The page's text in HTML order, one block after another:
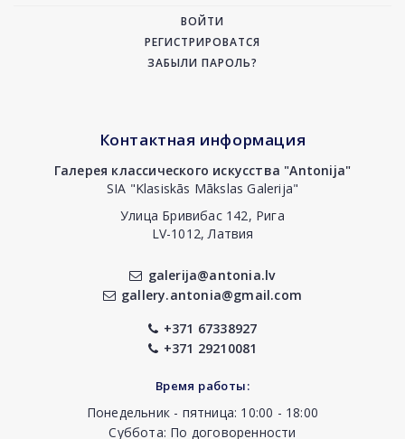
ВОЙТИ
РЕГИСТРИРОВАТСЯ
ЗАБЫЛИ ПАРОЛЬ?
Контактная информация
Галерея классического искусства "Antonija"
SIA "Klasiskās Mākslas Galerija"
Улица Бривибас 142, Рига
LV-1012, Латвия
galerija@antonia.lv
gallery.antonia@gmail.com
+371 67338927
+371 29210081
Время работы:
Понедельник - пятница: 10:00 - 18:00
Суббота: По договоренности